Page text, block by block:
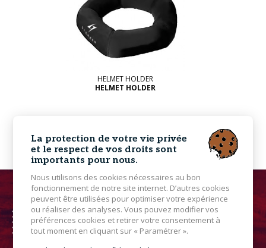
HELMET HOLDER
HELMET HOLDER
La protection de votre vie privée
et le respect de vos droits sont
importants pour nous.
Nous utilisons des cookies nécessaires au bon
fonctionnement de notre site internet. D’autres cookies
peuvent être utilisées pour optimiser votre expérience
ou réaliser des analyses. Vous pouvez modifier vos
préférences cookies et retirer votre consentement à
tout moment en cliquant sur « Paramétrer ».